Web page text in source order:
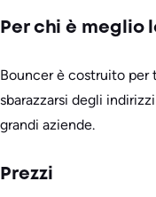
Per chi è meglio
Bouncer è costruito
sbarazzarsi degli
grandi aziende.
Prezzi